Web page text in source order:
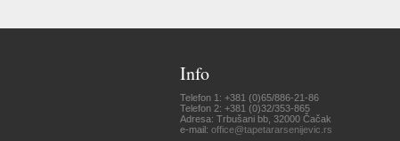
Info
Telefon 1: +381 (0)65/886-21-86
Telefon 2: +381 (0)32/353-865
Adresa: Trbušani bb, 32000 Čačak
e-mail: office@tapetararsenijevic.rs